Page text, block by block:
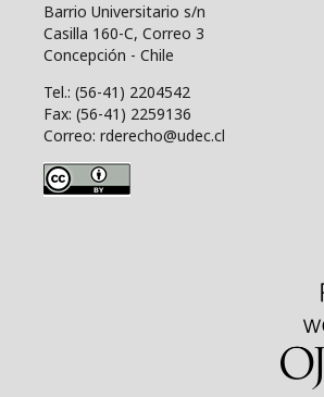
Barrio Universitario s/n
Casilla 160-C, Correo 3
Concepción - Chile
Tel.: (56-41) 2204542
Fax: (56-41) 2259136
Correo: rderecho@udec.cl